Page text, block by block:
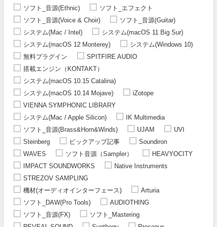
ソフト_音源(Ethnic)
ソフト_エフェクト
ソフト_音源(Voice & Choir)
ソフト_音源(Guitar)
システム(Mac / Intel)
システム(macOS 11 Big Sur)
システム(macOS 12 Monterey)
システム(Windows 10)
無料プラグイン
SPITFIRE AUDIO
搭載エンジン（KONTAKT）
システム(macOS 10.15 Catalina)
システム(macOS 10.14 Mojave)
iZotope
VIENNA SYMPHONIC LIBRARY
システム(Mac / Apple Silicon)
IK Multimedia
ソフト_音源(Brass&Horn&Winds)
UJAM
UVI
Steinberg
ピックアップ記事
Soundiron
WAVES
ソフト音源（Sampler）
HEAVYOCITY
IMPACT SOUNDWORKS
Native Instruments
STREZOV SAMPLING
機材(オーディオインターフェース)
Arturia
ソフト_DAW(Pro Tools)
AUDIOTHING
ソフト_音源(FX)
ソフト_Mastering